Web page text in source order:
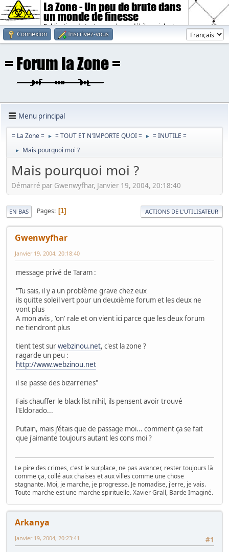
La Zone - Un peu de brute dans
un monde de finesse
Publication de textes sombres, débiles, violents.
Connexion
Inscrivez-vous
Menu principal
= La Zone = ► = TOUT ET N'IMPORTE QUOI = ► = INUTILE =
► Mais pourquoi moi ?
Mais pourquoi moi ?
Démarré par Gwenwyfhar, Janvier 19, 2004, 20:18:40
EN BAS Pages 1 ACTIONS DE L'UTILISATEUR
Gwenwyfhar
Janvier 19, 2004, 20:18:40
message privé de Taram :
"Tu sais, il y a un problème grave chez eux
ils quitte soleil vert pour un deuxième forum et les deux ne
vont plus
A mon avis , 'on' rale et on vient ici parce que les deux forum
ne tiendront plus
tient test surwebzinou.net, c'est la zone ?
ragarde un peu :
http://www.webzinou.net
il se passe des bizarreries"
Fais chauffer le black list nihil, ils pensent avoir trouvé
l'Eldorado...
Putain, mais j'étais que de passage moi... comment ça se fait
que j'aimante toujours autant les cons moi ?
Le pire des crimes, c'est le surplace, ne pas avancer, rester toujours là
comme ça, collé aux chaises et aux villes comme une chose
stagnante. Moi, je marche, je progresse. Je nomadise, j'erre, je vais.
Toute marche est une marche spirituelle. Xavier Grall, Barde Imaginé.
Arkanya
#1
Janvier 19, 2004, 20:23:41